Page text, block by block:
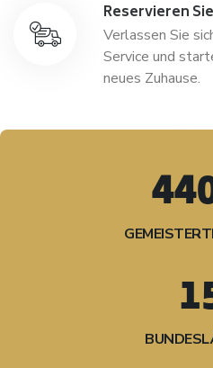
Reservieren
Verlassen Sie
Service und
neues Zuhause.